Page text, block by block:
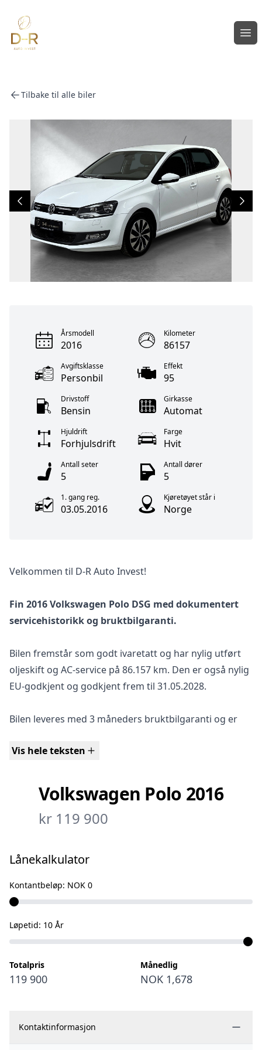
Tilbake til alle biler
Årsmodell
2016
Kilometer
86157
Avgiftsklasse
Personbil
Effekt
95
Drivstoff
Bensin
Girkasse
Automat
Hjuldrift
Forhjulsdrift
Farge
Hvit
Antall seter
5
Antall dører
5
1. gang reg.
03.05.2016
Kjøretøyet står i
Norge
Velkommen til D-R Auto Invest!
Fin 2016 Volkswagen Polo DSG med dokumentert
servicehistorikk og bruktbilgaranti.
Bilen fremstår som godt ivaretatt og har nylig utført
oljeskift og AC-service på 86.157 km. Den er også nylig
EU-godkjent og godkjent frem til 31.05.2028.
Bilen leveres med 3 måneders bruktbilgaranti og er
velkjørende småbil med høy komfort, premiumfølelse
og den populære DSG-automatgirkassen.
En sporty og drivstoffgjerrig bil som passer perfekt
Utstyrshøydepunkter:
- DSG
- Adaptiv cruisecontrol
- Parkeringssensorer foran
- DAB+
- Bluetooth
- Vinterhjul
Vis hele teksten
Volkswagen Polo 2016
kr 119 900
Lånekalkulator
Kontantbeløp: NOK 0
Løpetid: 10 År
Totalpris
119 900
Månedlig
NOK 1,678
Kontaktinformasjon